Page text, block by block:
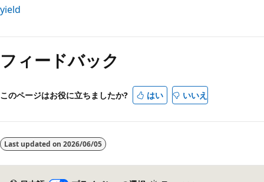
yield
フィードバック
このページはお役に立ちましたか? はい いいえ
Last updated on 2026/06/05